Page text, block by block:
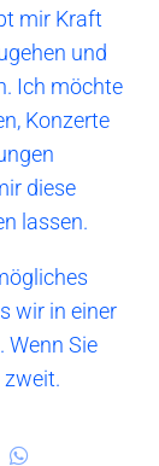
mir Kraft
und
Ich möchte
Konzerte
diese
lassen.
wir in einer
Wenn Sie
zweit.